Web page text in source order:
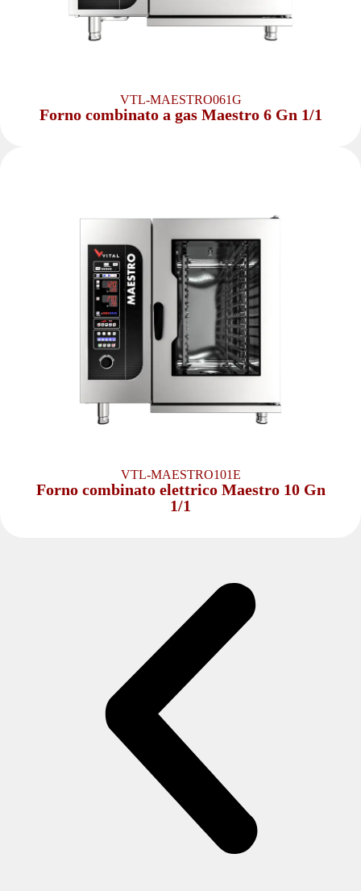
VTL-MAESTRO061G
Forno combinato a gas Maestro 6 Gn 1/1
VTL-MAESTRO101E
Forno combinato elettrico Maestro 10 Gn
1/1